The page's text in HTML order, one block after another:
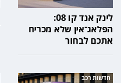
לינק אנד קו 08:
הפלאג־אין שלא מכריח
אתכם לבחור
חדשות רכב